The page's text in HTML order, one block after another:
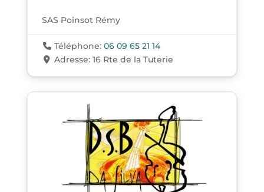
SAS Poinsot Rémy
Téléphone:06 09 65 21 14
Adresse:16 Rte de la Tuterie